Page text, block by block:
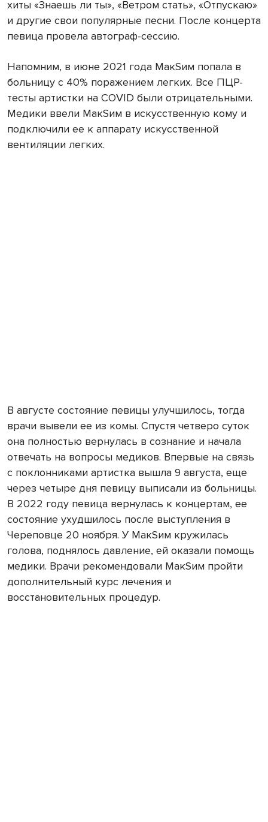
хиты «Знаешь ли ты», «Ветром стать», «Отпускаю»
и другие свои популярные песни. После концерта
певица провела автограф-сессию.
Напомним, в июне 2021 года МакSим попала в
больницу с 40% поражением легких. Все ПЦР-
тесты артистки на COVID были отрицательными.
Медики ввели МакSим в искусственную кому и
подключили ее к аппарату искусственной
вентиляции легких.
В августе состояние певицы улучшилось, тогда
врачи вывели ее из комы. Спустя четверо суток
она полностью вернулась в сознание и начала
отвечать на вопросы медиков. Впервые на связь
с поклонниками артистка вышла 9 августа, еще
через четыре дня певицу выписали из больницы.
В 2022 году певица вернулась к концертам, ее
состояние ухудшилось после выступления в
Череповце 20 ноября. У МакSим кружилась
голова, поднялось давление, ей оказали помощь
медики. Врачи рекомендовали МакSим пройти
дополнительный курс лечения и
восстановительных процедур.